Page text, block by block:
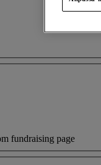
fundraising page